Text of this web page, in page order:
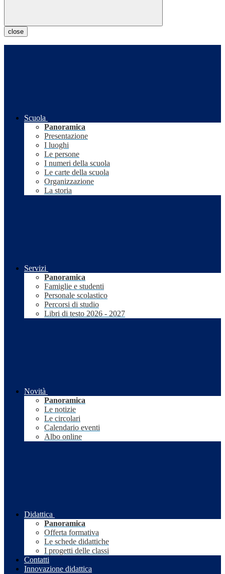
close
Scuola
Panoramica
Presentazione
I luoghi
Le persone
I numeri della scuola
Le carte della scuola
Organizzazione
La storia
Servizi
Panoramica
Famiglie e studenti
Personale scolastico
Percorsi di studio
Libri di testo 2026 - 2027
Novità
Panoramica
Le notizie
Le circolari
Calendario eventi
Albo online
Didattica
Panoramica
Offerta formativa
Le schede didattiche
I progetti delle classi
Contatti
Innovazione didattica